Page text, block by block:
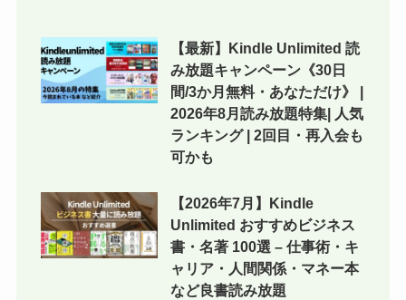
【最新】Kindle Unlimited 読
み放題キャンペーン《30日
間/3か月無料・あなただけ》 |
2026年8月読み放題特集| 人気
ランキング | 2回目・再入会も
可かも
【2026年7月】Kindle
Unlimited おすすめビジネス
書・名著 100選 – 仕事術・キ
ャリア・人間関係・マネー本
など良書読み放題